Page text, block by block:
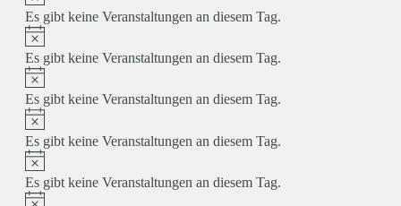
Es gibt keine Veranstaltungen an diesem Tag.
Hinweis
Es gibt keine Veranstaltungen an diesem Tag.
Hinweis
Es gibt keine Veranstaltungen an diesem Tag.
Hinweis
Es gibt keine Veranstaltungen an diesem Tag.
Hinweis
Es gibt keine Veranstaltungen an diesem Tag.
Hinweis